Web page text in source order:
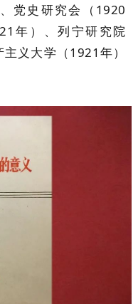
党史研究会（1920
年）、列宁研究院
义大学（1921年）